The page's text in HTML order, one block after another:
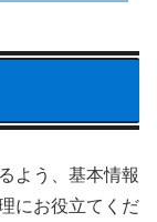
よう、基本情報
にお役立てくだ